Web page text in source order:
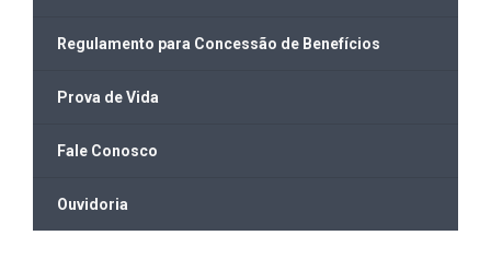
Regulamento para Concessão de Benefícios
Prova de Vida
Fale Conosco
Ouvidoria